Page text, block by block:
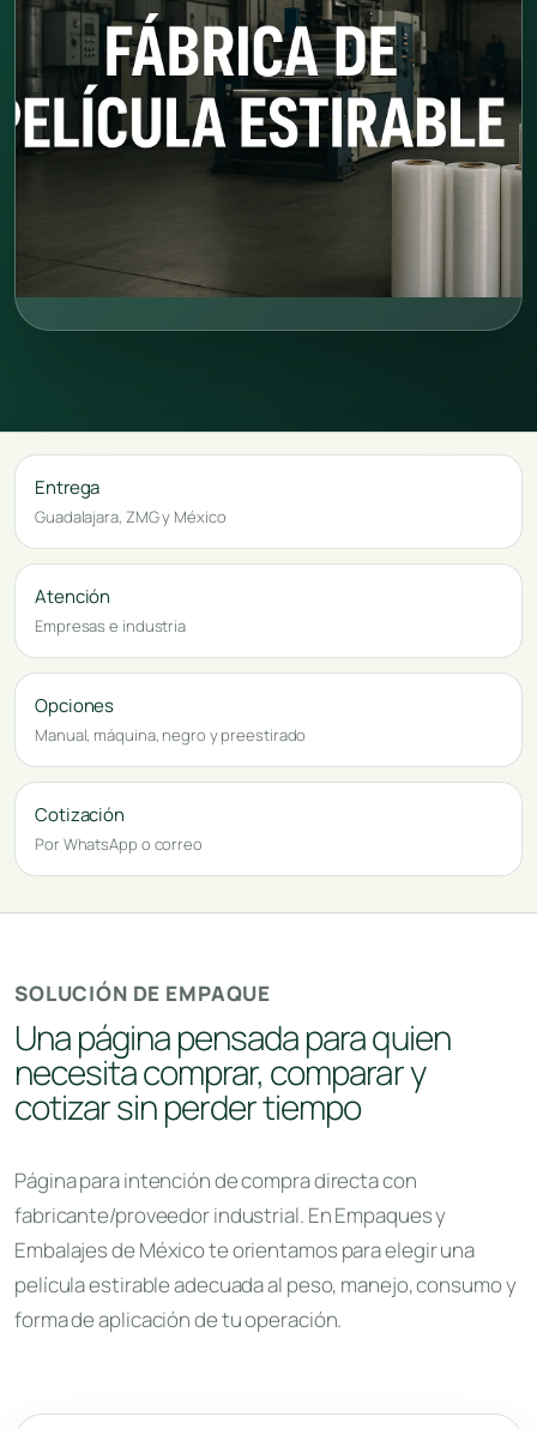
Entrega
Guadalajara, ZMG y México
Atención
Empresas e industria
Opciones
Manual, máquina, negro y preestirado
Cotización
Por WhatsApp o correo
SOLUCIÓN DE EMPAQUE
Una página pensada para quien
necesita comprar, comparar y
cotizar sin perder tiempo
Página para intención de compra directa con
fabricante/proveedor industrial. En Empaques y
Embalajes de México te orientamos para elegir una
película estirable adecuada al peso, manejo, consumo y
forma de aplicación de tu operación.